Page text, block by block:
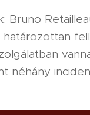
Bruno
néhány